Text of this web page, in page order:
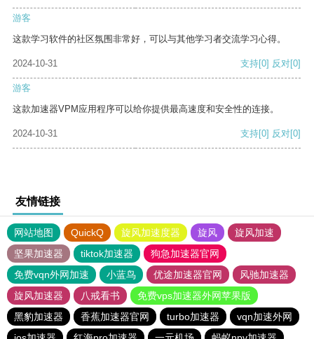
游客
这款学习软件的社区氛围非常好，可以与其他学习者交流学习心得。
2024-10-31 支持[0] 反对[0]
游客
这款加速器VPM应用程序可以给你提供最高速度和安全性的连接。
2024-10-31 支持[0] 反对[0]
友情链接
网站地图 QuickQ 旋风加速度器 旋风
旋风加速
坚果加速器
tiktok加速器
狗急加速器官网
免费vqn外网加速
小蓝鸟 优途加速器官网
风驰加速器
旋风加速器
八戒看书
免费vps加速器外网苹果版
黑豹加速器
香蕉加速器官网 turbo加速器
vqn加速外网